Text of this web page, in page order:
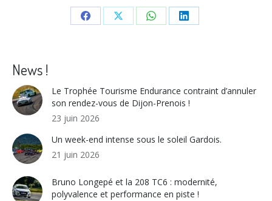
Share Share Share Share
News !
Le Trophée Tourisme Endurance contraint d’annuler
son rendez-vous de Dijon-Prenois !
23 juin 2026
Un week-end intense sous le soleil Gardois.
21 juin 2026
Bruno Longepé et la 208 TC6 : modernité,
polyvalence et performance en piste !